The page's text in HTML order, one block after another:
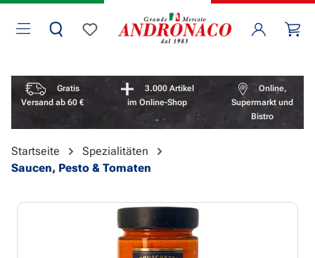
Zum Hauptinhalt springen
Du hast 0 Produkte auf dem Merkzettel
Vorteile überspringen
Gratis
Versand ab 60 €
3.000 Artikel
im Online-Shop
Online,
Supermarkt und
Bistro
Startseite
Spezialitäten
Saucen, Pesto & Tomaten
Bildergalerie überspringen